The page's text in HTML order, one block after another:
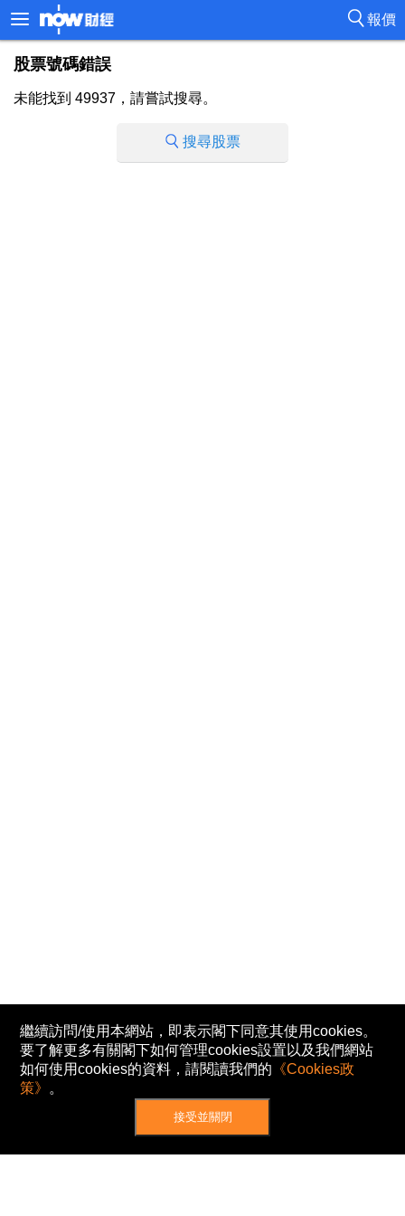
報價
股票號碼錯誤
未能找到 49937，請嘗試搜尋。
搜尋股票
繼續訪問/使用本網站，即表示閣下同意其使用cookies。
要了解更多有關閣下如何管理cookies設置以及我們網站
如何使用cookies的資料，請閱讀我們的 《Cookies政
策》 。
接受並關閉